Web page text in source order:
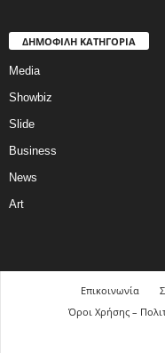
ΔΗΜΟΦΙΛΗ ΚΑΤΗΓΟΡΙΑ
Media
Showbiz
Slide
Business
News
Art
Επικοινωνία
Όροι Χρήσης –